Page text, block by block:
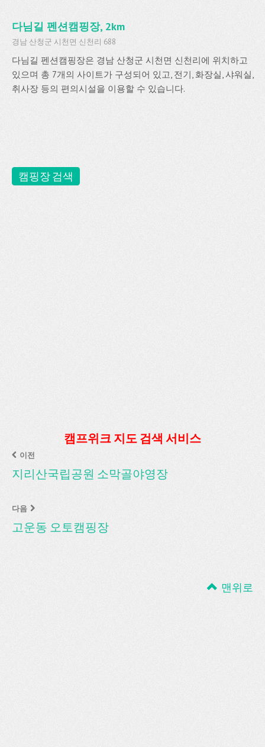
다님길 펜션캠핑장, 2km
경남 산청군 시천면 신천리 688
다님길 펜션캠핑장은 경남 산청군 시천면 신천리에 위치하고
있으며 총 7개의 사이트가 구성되어 있고, 전기, 화장실, 샤워실,
취사장 등의 편의시설을 이용할 수 있습니다.
캠핑장 검색
캠프위크 지도 검색 서비스
이전
지리산국립공원 소막골야영장
다음
고운동 오토캠핑장
맨위로